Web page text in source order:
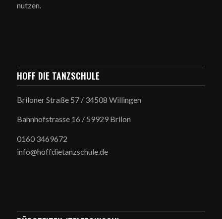
nutzen.
HOFF DIE TANZSCHULE
Briloner Straße 57 / 34508 Willingen
Bahnhofstrasse 16 / 59929 Brilon
0160 3469672
info@hoffdietanzschule.de